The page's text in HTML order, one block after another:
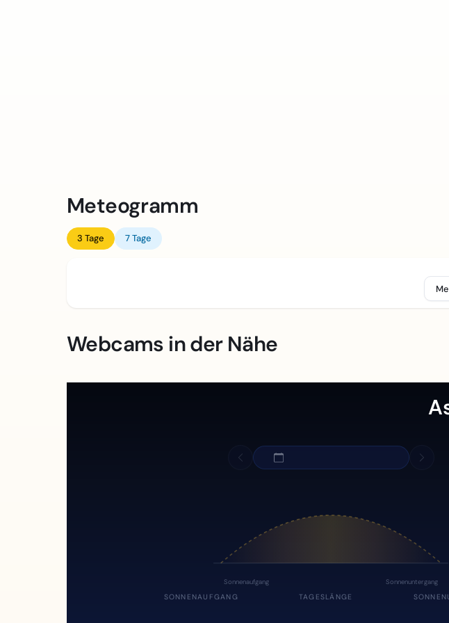
Meteogramm
3 Tage 7 Tage
Webcams in der Nähe
Sonnenaufgang Sonnenuntergang
SONNENAUFGANG TAGESLÄNGE